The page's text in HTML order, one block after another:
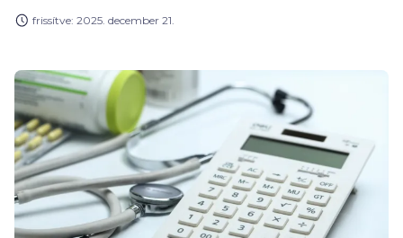
milliót.
frissítve: 2025. december 21.